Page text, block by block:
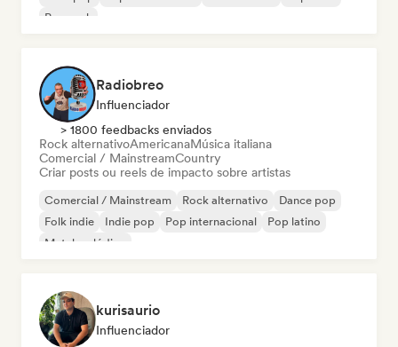
Pop rock
Radiobreo
Influenciador
> 1800 feedbacks enviados
Rock alternativoAmericanaMúsica italiana
Comercial / MainstreamCountry
Criar posts ou reels de impacto sobre artistas
Comercial / Mainstream Rock alternativo
Dance pop
Folk indie
Indie pop Pop internacional
Pop latino
Metal melódico
kurisaurio
Influenciador